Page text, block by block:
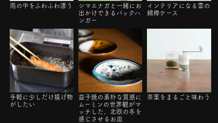
雨の中をふわふわ漂う
シマエナガと一緒にお
出かけできるバックハ
ンガー
インテリアになる雲の
綿棒ケース
手軽に少しだけ揚げ物
がしたい
益子焼の素朴な質感に
ムーミンの世界観がマ
ッチした、北欧の冬を
感じさせるお皿
茶葉をまるごと味わう